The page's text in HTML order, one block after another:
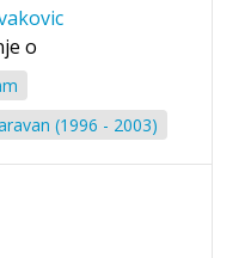
o
(1996 - 2003)